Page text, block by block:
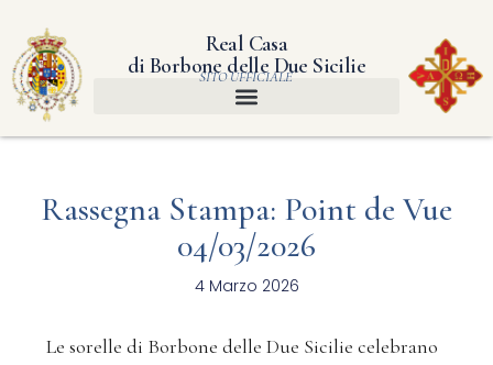
Real Casa
di Borbone delle Due Sicilie
SITO UFFICIALE
Rassegna Stampa: Point de Vue
04/03/2026
4 Marzo 2026
Le sorelle di Borbone delle Due Sicilie celebrano